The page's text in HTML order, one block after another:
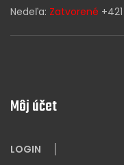
Nedeľa: Zatvorené
Môj účet
LOGIN